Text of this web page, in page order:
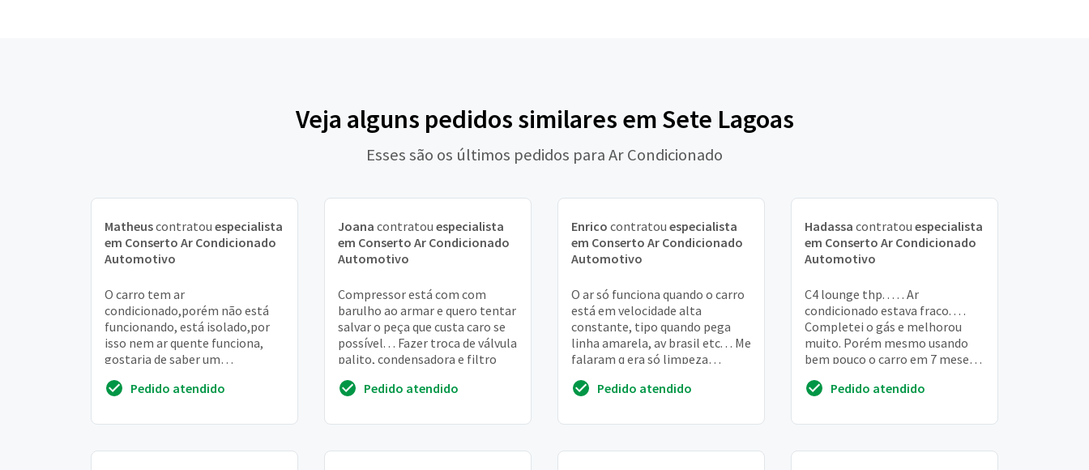
Veja alguns pedidos similares em Sete Lagoas
Esses são os últimos pedidos para Ar Condicionado
Matheuscontratou especialista
em Conserto Ar Condicionado
Automotivo
O carro tem ar
condicionado,porém não está
funcionando, está isolado,por
isso nem ar quente funciona,
gostaria de saber um
instalado o gás e tmb seja feita
Pedido atendido
Joana contratou especialista
em Conserto Ar Condicionado
Automotivo
Compressor está com com
barulho ao armar e quero tentar
salvar o peça que custa caro se
possível. . . Fazer troca de válvula
palito, condensadora e filtro
Pedido atendido
Enrico contratou especialista
em Conserto Ar Condicionado
Automotivo
O ar só funciona quando o carro
está em velocidade alta
constante, tipo quando pega
linha amarela, av brasil etc. . . Me
falaram q era só limpeza
Pedido atendido
Hadassa contratou especialista
em Conserto Ar Condicionado
Automotivo
C4 lounge thp. . . . . Ar
condicionado estava fraco. . . .
Completei o gás e melhorou
muito. Porém mesmo usando
bem pouco o carro em 7 meses o
em. Uma. Loja...
Pedido atendido